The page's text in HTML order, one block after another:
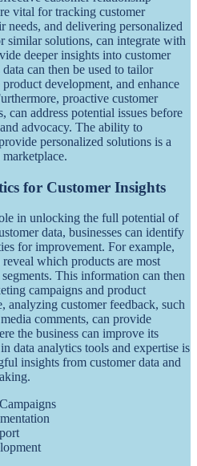
vital for tracking customer
needs, and delivering personalized
similar solutions, can integrate with
deeper insights into customer
can then be used to tailor
development, and enhance
proactive customer
address potential issues before
advocacy. The ability to
personalized solutions is a
for Customer Insights
in unlocking the full potential of
data, businesses can identify
for improvement. For example,
which products are most
This information can then
campaigns and product
analyzing customer feedback, such
comments, can provide
the business can improve its
data analytics tools and expertise is
insights from customer data and